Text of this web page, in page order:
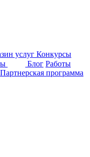
услуг Конкурсы
Блог Работы
Партнерская программа